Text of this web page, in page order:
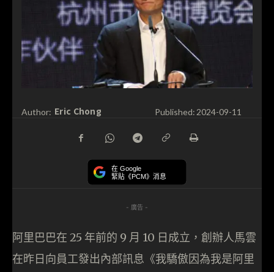
Author: Eric Chong Published: 2024-09-11
在 Google
緊貼《PCM》消息
- 廣告 -
阿里巴巴在 25 年前的 9 月 10 日成立，創辦人馬雲
在昨日向員工發出內部訊息《我驕傲因為我是阿里